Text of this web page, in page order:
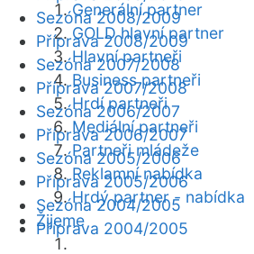
Generální partner
GOLD hlavní partner
Hlavní partneři
Business partneři
Hrdí partneři
Mediální partneři
Partneři mládeže
Reklamní nabídka
Hrdý partner - nabídka
Žijeme
Sezóna 2008/2009
Příprava 2008/2009
Sezóna 2007/2008
Příprava 2007/2008
Sezóna 2006/2007
Příprava 2006/2007
Sezóna 2005/2006
Příprava 2005/2006
Sezóna 2004/2005
Příprava 2004/2005